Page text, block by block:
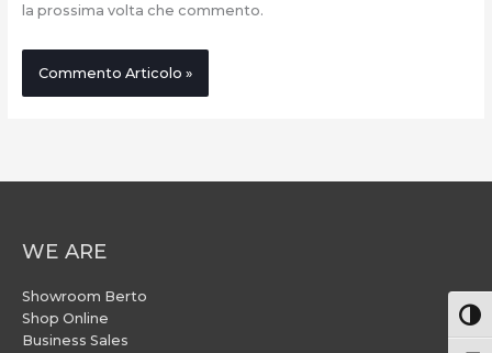
la prossima volta che commento.
WE ARE
Showroom Berto
Shop Online
Business Sales